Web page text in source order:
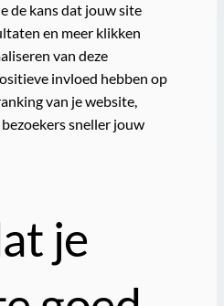
de kans dat jouw site
en meer klikken
van deze
invloed hebben op
van je website,
sneller jouw
je